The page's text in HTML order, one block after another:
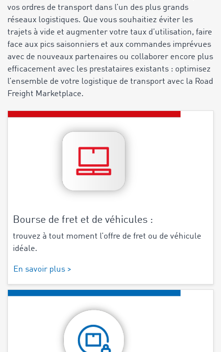
vos ordres de transport dans l’un des plus grands
réseaux logistiques. Que vous souhaitiez éviter les
trajets à vide et augmenter votre taux d’utilisation, faire
face aux pics saisonniers et aux commandes imprévues
avec de nouveaux partenaires ou collaborer encore plus
efficacement avec les prestataires existants : optimisez
l’ensemble de votre logistique de transport avec la Road
Freight Marketplace.
Bourse de fret et de véhicules :
trouvez à tout moment l’offre de fret ou de véhicule
idéale.
En savoir plus >